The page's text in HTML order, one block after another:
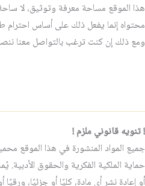
هذا الموقع مساحة معرفة وتوثيق، لا
محتواه إنما يفعل ذلك على أساس احترام
ومع ذلك إن كنت ترغب بالتواصل معنا
! تنويه قانوني ملزم !
جميع المواد المنشورة في هذا الموقع
حماية الملكية الفكرية والحقوق الأدبية.
أو إعادة نشر أي مادة، كليًا أو جزئيًا،